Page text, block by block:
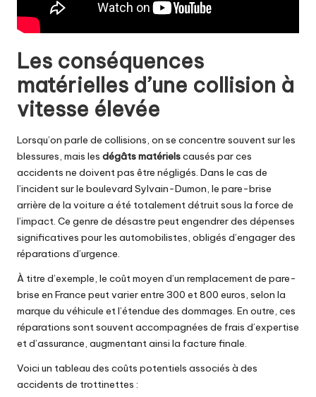
Les conséquences
matérielles d’une collision à
vitesse élevée
Lorsqu’on parle de collisions, on se concentre souvent sur les
blessures, mais les dégâts matérielscausés par ces
accidents ne doivent pas être négligés. Dans le cas de
l’incident sur le boulevard Sylvain-Dumon, le pare-brise
arrière de la voiture a été totalement détruit sous la force de
l’impact. Ce genre de désastre peut engendrer des dépenses
significatives pour les automobilistes, obligés d’engager des
réparations d’urgence.
À titre d’exemple, le coût moyen d’un remplacement de pare-
brise en France peut varier entre 300 et 800 euros, selon la
marque du véhicule et l’étendue des dommages. En outre, ces
réparations sont souvent accompagnées de frais d’expertise
et d’assurance, augmentant ainsi la facture finale.
Voici un tableau des coûts potentiels associés à des
accidents de trottinettes :